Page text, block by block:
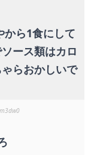
から1食にして
ース類はカロ
らおかしいで